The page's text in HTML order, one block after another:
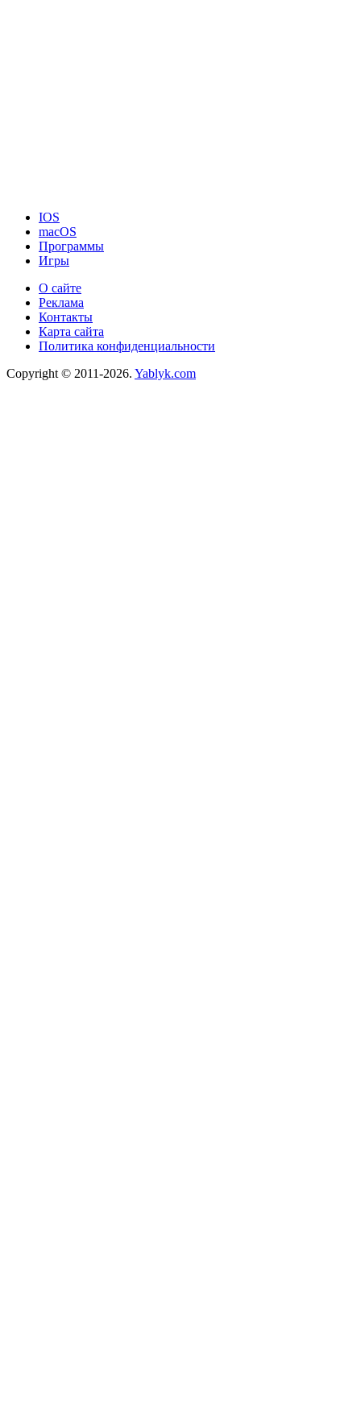
IOS
macOS
Программы
Игры
О сайте
Реклама
Контакты
Карта сайта
Политика конфиденциальности
Copyright © 2011-2026. Yablyk.сom